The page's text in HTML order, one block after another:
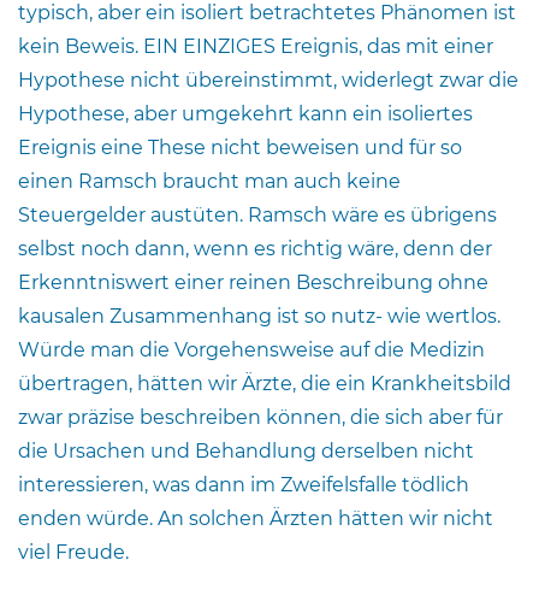
typisch, aber ein isoliert betrachtetes Phänomen ist
kein Beweis. EIN EINZIGES Ereignis, das mit einer
Hypothese nicht übereinstimmt, widerlegt zwar die
Hypothese, aber umgekehrt kann ein isoliertes
Ereignis eine These nicht beweisen und für so
einen Ramsch braucht man auch keine
Steuergelder austüten. Ramsch wäre es übrigens
selbst noch dann, wenn es richtig wäre, denn der
Erkenntniswert einer reinen Beschreibung ohne
kausalen Zusammenhang ist so nutz- wie wertlos.
Würde man die Vorgehensweise auf die Medizin
übertragen, hätten wir Ärzte, die ein Krankheitsbild
zwar präzise beschreiben können, die sich aber für
die Ursachen und Behandlung derselben nicht
interessieren, was dann im Zweifelsfalle tödlich
enden würde. An solchen Ärzten hätten wir nicht
viel Freude.